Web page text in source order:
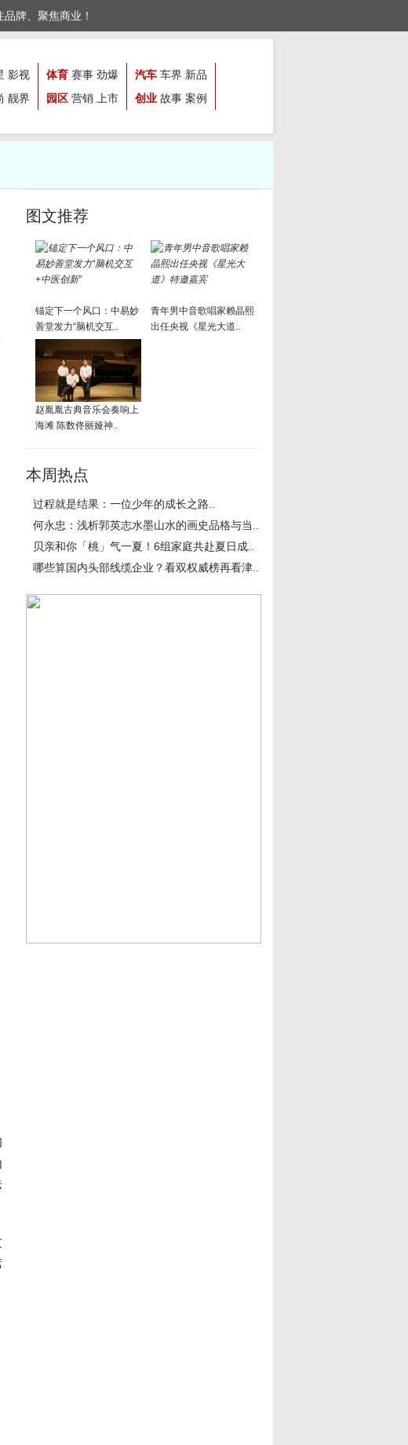
牌、聚焦商业！
影视
靓界
体育 赛事 劲爆
园区 营销 上市
汽车 车界 新品
创业 故事 案例
图文推荐
锚定下一个风口：中易妙
善堂发力“脑机交互..
青年男中音歌唱家赖晶熙
出任央视《星光大道..
赵胤胤古典音乐会奏响上
海滩 陈数佟丽娅神..
本周热点
过程就是结果：一位少年的成长之路..
何永忠：浅析郭英志水墨山水的画史品格与当..
贝亲和你「桃」气一夏！6组家庭共赴夏日成..
哪些算国内头部线缆企业？看双权威榜再看津..